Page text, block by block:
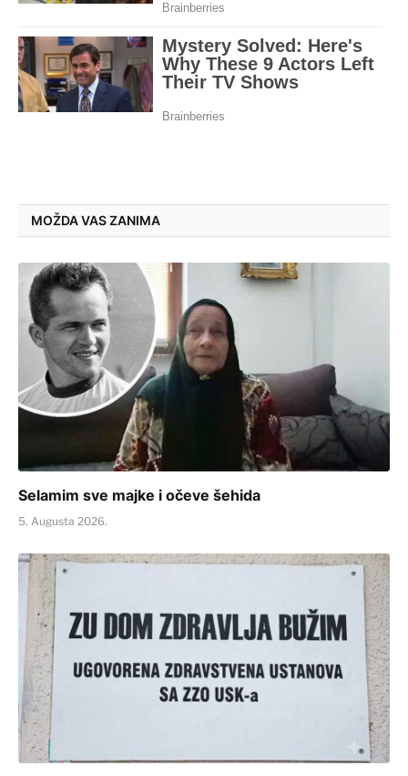
MOŽDA VAS ZANIMA
Selamim sve majke i očeve šehida
5. Augusta 2026.